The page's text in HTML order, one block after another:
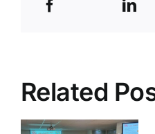
Related